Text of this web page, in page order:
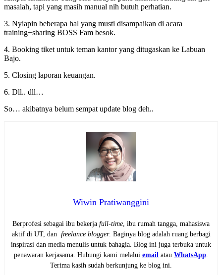
masalah, tapi yang masih manual nih butuh perhatian.
3. Nyiapin beberapa hal yang musti disampaikan di acara
training+sharing BOSS Fam besok.
4. Booking tiket untuk teman kantor yang ditugaskan ke Labuan
Bajo.
5. Closing laporan keuangan.
6. Dll.. dll…
So… akibatnya belum sempat update blog deh..
Wiwin Pratiwanggini
Berprofesi sebagai ibu bekerja full-time , ibu rumah tangga, mahasiswa
aktif di UT, dan freelance blogger. Baginya blog adalah ruang berbagi
inspirasi dan media menulis untuk bahagia. Blog ini juga terbuka untuk
penawaran kerjasama. Hubungi kami melalui email atau WhatsApp
Terima kasih sudah berkunjung ke blog ini.